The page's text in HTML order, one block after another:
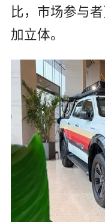
比，市场参与
加立体。